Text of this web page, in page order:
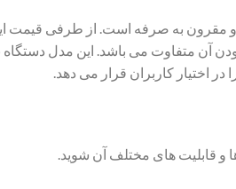
مناسب و مقرون به صرفه است. از طرفی قیمت
آن متفاوت می باشد. این مدل دستگاه
در اختیار کاربران قرار می دهد.